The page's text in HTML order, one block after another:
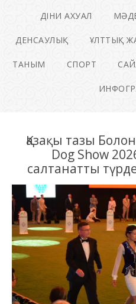
ДІНИ АХУАЛ
ДЕНСАУЛЫҚ ҰЛТТЫҚ
ТАНЫМ СПОРТ
Қазақы тазы
Dog Show
салтанатты